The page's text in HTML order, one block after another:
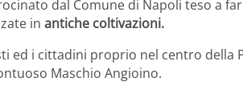
dal Comune di Napoli teso a
in antiche coltivazioni.
ed i cittadini proprio nel centro della
Maschio Angioino.